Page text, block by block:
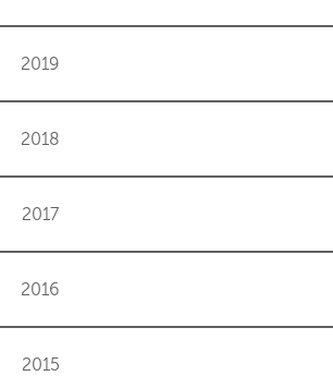
2019
2018
2017
2016
2015